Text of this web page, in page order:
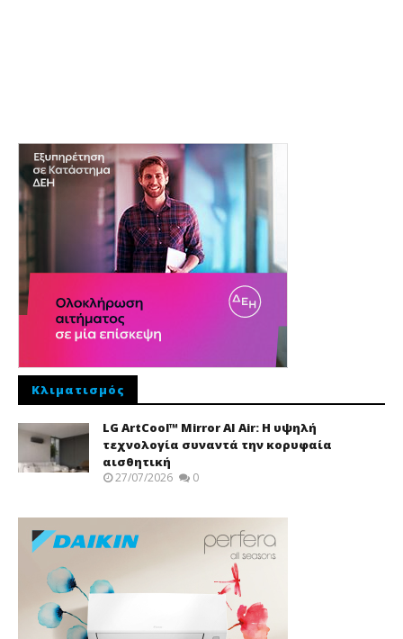
Κλιματισμός
LG ArtCool™ Mirror AI Air: Η υψηλή
τεχνολογία συναντά την κορυφαία
αισθητική
27/07/2026 0